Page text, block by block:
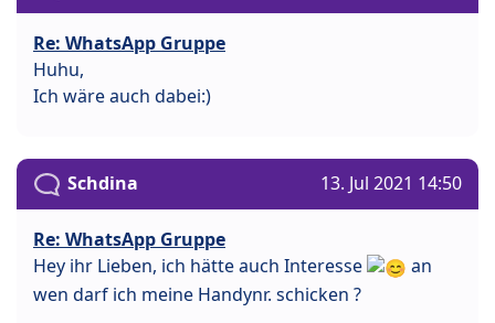
Re: WhatsApp Gruppe
Huhu,
Ich wäre auch dabei:)
Schdina 13. Jul 2021 14:50
Re: WhatsApp Gruppe
Hey ihr Lieben, ich hätte auch Interesse
an
wen darf ich meine Handynr. schicken ?